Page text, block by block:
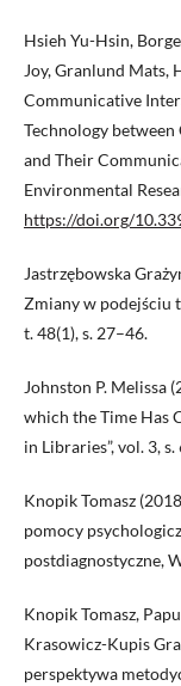
Hsieh Yu-Hsin,
Joy, Granlund Mats,
Communicative
Technology
and Their
Environmental
https://doi.org/
Jastrzębowska
Zmiany w podejściu
t. 48(1), s. 27–46.
Johnston P. Melissa
which the Time Has
in Libraries”, vol. 3,
Knopik Tomasz
pomocy
postdiagnostyczne,
Knopik Tomasz,
Krasowicz-Kupis
perspektywa